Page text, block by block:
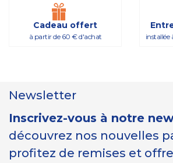
Cadeau offert
à partir de 60 € d'achat installée
Newsletter
Inscrivez-vous à notre
découvrez nos nouvelles
profitez de remises et